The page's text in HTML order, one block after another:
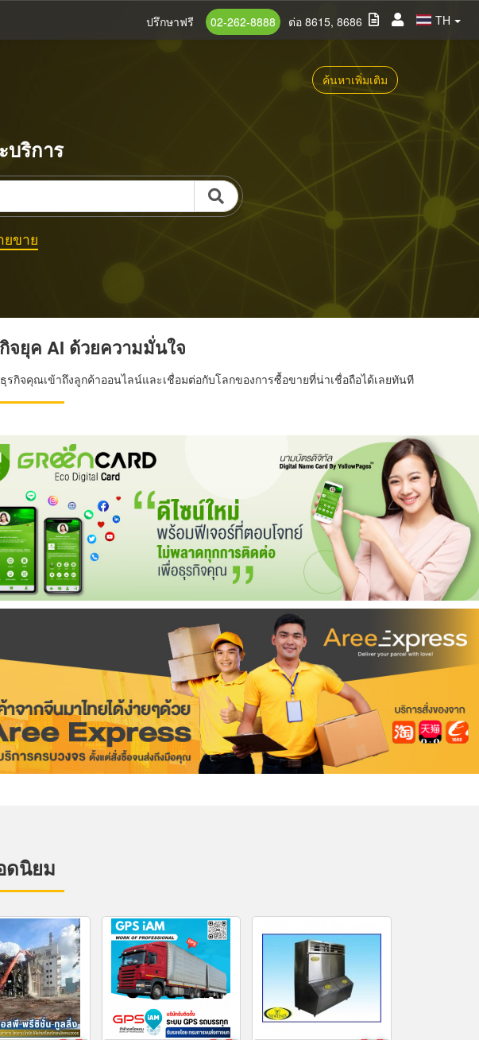
TH
ปรึกษาฟรี 02-262-8888 ต่อ 8615, 8686
ค้นหาเพิ่มเติม
บริการ
ยขาย
จยุค AI ด้วยความมั่นใจ
กิจคุณเข้าถึงลูกค้าออนไลน์และเชื่อมต่อกับโลกของการซื้อขายที่น่าเชื่อถือได้เลยทันที
ดนิยม